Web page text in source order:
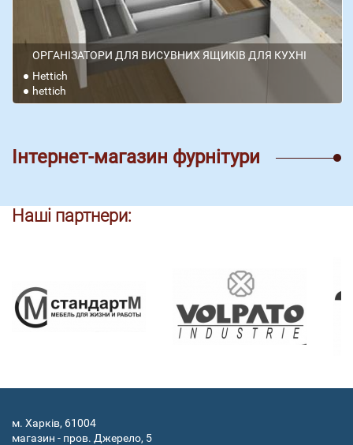
ОРГАНІЗАТОРИ ДЛЯ ВИСУВНИХ ЯЩИКІВ ДЛЯ КУХНІ
Hettich
hettich
Інтернет-магазин фурнітури
Наші партнери:
м. Харків, 61004
магазин - пров. Джерело, 5